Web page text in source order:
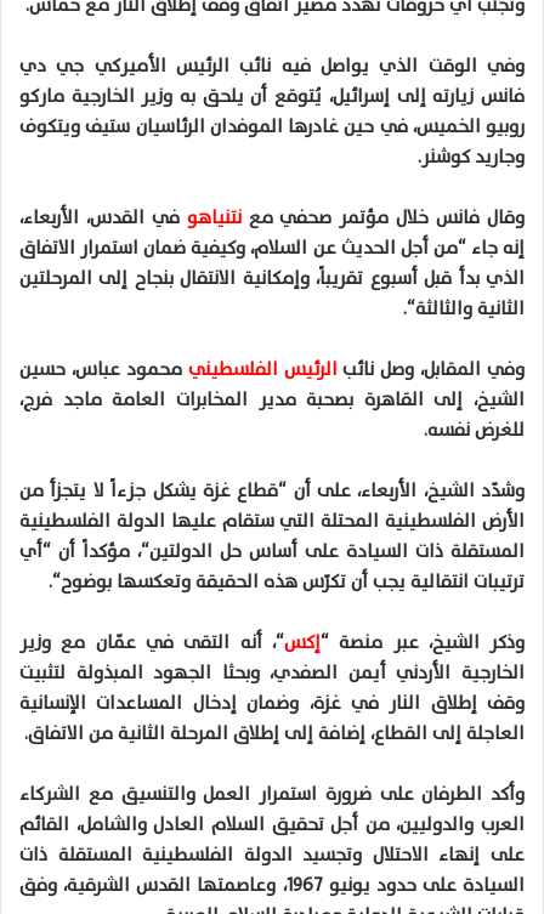
وفي الوقت الذي يواصل فيه نائب الرئيس الأميركي جي دي
فانس زيارته إلى إسرائيل، يُتوقع أن يلحق به وزير الخارجية ماركو
روبيو الخميس، في حين غادرها الموفدان الرئاسيان ستيف ويتكوف
وجاريد كوشنر.
وقال فانس خلال مؤتمر صحفي معنتنياهو في القدس، الأربعاء،
إنه جاء “من أجل الحديث عن السلام، وكيفية ضمان استمرار الاتفاق
الذي بدأ قبل أسبوع تقريباً، وإمكانية الانتقال بنجاح إلى المرحلتين
الثانية والثالثة“.
وفي المقابل، وصل نائب الرئيس الفلسطيني محمود عباس، حسين
الشيخ، إلى القاهرة بصحبة مدير المخابرات العامة ماجد فرج،
للغرضنفسه.
وشدّد الشيخ، الأربعاء، على أن “قطاع غزة يشكل جزءاً لا يتجزأ من
الأرض الفلسطينية المحتلة التيستقام عليها الدولة الفلسطينية
المستقلة ذات السيادة على أساس حل الدولتين“، مؤكداً أن “أي
ترتيبات انتقالية يجبأنتكرّسهذه الحقيقةوتعكسها بوضوح“.
وذكر الشيخ،عبر منصة“إكس“،أنه التقى في عمّان مع وزير
الخارجية الأردني أيمن الصفدي،وبحثا الجهود المبذولة لتثبيت
وقف إطلاق النار في غزة، وضمان إدخال المساعدات الإنسانية
العاجلةإلى القطاع،إضافةإلى إطلاق المرحلة الثانية من الاتفاق.
وأكد الطرفان على ضرورة استمرار العمل والتنسيق مع الشركاء
العرب والدوليين، من أجل تحقيق السلام العادل والشامل، القائم
على إنهاء الاحتلال وتجسيد الدولة الفلسطينية المستقلة ذات
السيادة على حدود يونيو1967، وعاصمتها القدس الشرقية، وفق